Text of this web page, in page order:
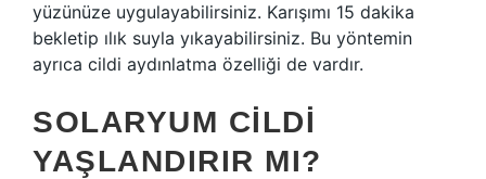
yüzünüze uygulayabilirsiniz. Karışımı 15 dakika
bekletip ılık suyla yıkayabilirsiniz. Bu yöntemin
ayrıca cildi aydınlatma özelliği de vardır.
SOLARYUM CILDI
YAŞLANDIRIR MI?